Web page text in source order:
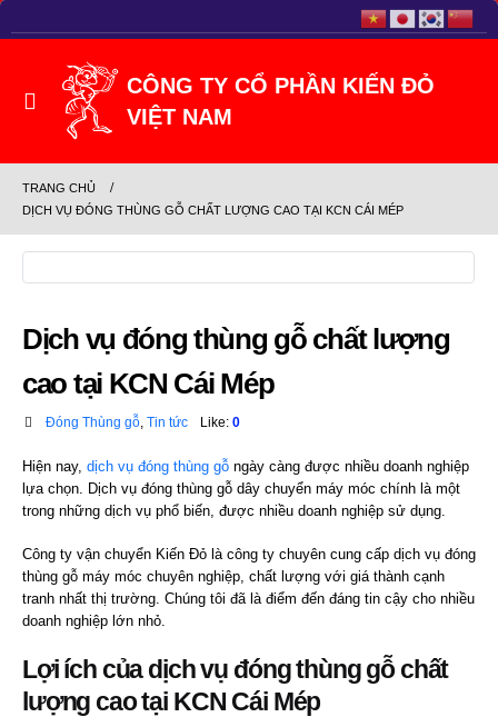
TRANG CHỦ
DỊCH VỤ ĐÓNG THÙNG GỖ CHẤT LƯỢNG CAO TẠI KCN CÁI MÉP
Dịch vụ đóng thùng gỗ chất lượng
cao tại KCN Cái Mép
Đóng Thùng gỗ, Tin tức Like: 0
Hiện nay, dịch vụ đóng thùng gỗ ngày càng được nhiều doanh nghiệp
lựa chọn. Dịch vụ đóng thùng gỗ dây chuyển máy móc chính là một
trong những dịch vụ phổ biến, được nhiều doanh nghiệp sử dụng.
Công ty vận chuyển Kiến Đỏ là công ty chuyên cung cấp dịch vụ đóng
thùng gỗ máy móc chuyên nghiệp, chất lượng với giá thành cạnh
tranh nhất thị trường. Chúng tôi đã là điểm đến đáng tin cậy cho nhiều
doanh nghiệp lớn nhỏ.
Lợi ích của dịch vụ đóng thùng gỗ chất
lượng cao tại KCN Cái Mép